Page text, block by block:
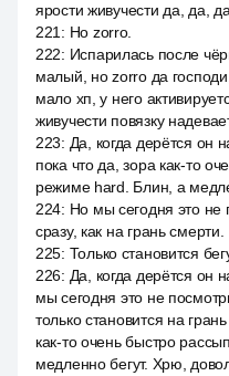
ярости живучести да, да,
221 : Но zorro.
222: Испарилась после
малый, но zorro да
мало хп, у него
живучести повязку
223: Да, когда дерётся он
пока что да, зора как-то
режиме hard. Блин, а
224: Но мы сегодня это не
сразу, как на грань смерти.
225: Только становится
226: Да, когда дерётся он
мы сегодня это не
только становится на
как-то очень быстро
медленно бегут. Хрю,